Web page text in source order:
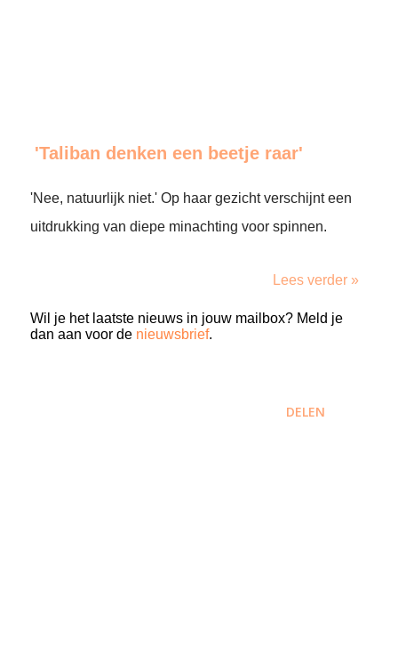
'Taliban denken een beetje raar'
'Nee, natuurlijk niet.' Op haar gezicht verschijnt een
uitdrukking van diepe minachting voor spinnen.
Lees verder »
Wil je het laatste nieuws in jouw mailbox? Meld je
dan aan voor de nieuwsbrief.
DELEN